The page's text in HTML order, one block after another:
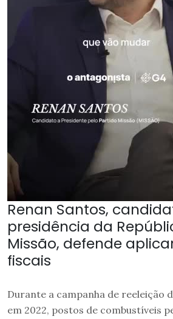
Renan Santos,
presidência da
Missão, defende
fiscais
Durante a campanha de reeleição
em 2022, postos de combustíveis